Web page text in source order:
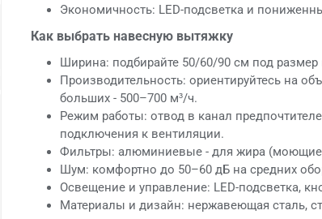
Экономичность: LED-подсветка и
Как выбрать навесную вытяжку
Ширина: подбирайте 50/60/90 см под
Производительность: ориентируйтесь на
больших - 500–700 м³/ч.
Режим работы: отвод в канал
подключения к вентиляции.
Фильтры: алюминиевые - для жира
Шум: комфортно до 50–60 дБ на средних
Освещение и управление: LED-подсветка,
Материалы и дизайн: нержавеющая сталь,